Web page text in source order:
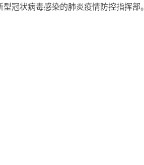
型冠状病毒感染的肺炎疫情防控指挥部。